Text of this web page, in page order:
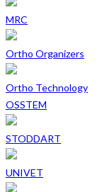
MRC
Ortho Organizers
Ortho Technology
OSSTEM
STODDART
UNIVET